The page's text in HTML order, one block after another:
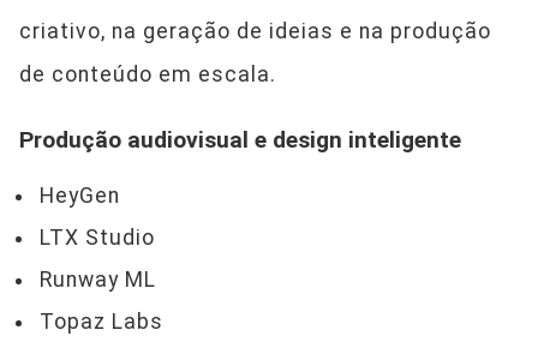
criativo, na geração de ideias e na produção
de conteúdo em escala.
Produção audiovisual e design inteligente
HeyGen
LTX Studio
Runway ML
Topaz Labs